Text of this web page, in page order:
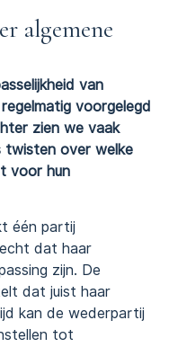
algemene
van
voorgelegd
zien we vaak
twisten over welke
voor hun
één partij
dat haar
zijn. De
dat juist haar
kan de wederpartij
tot